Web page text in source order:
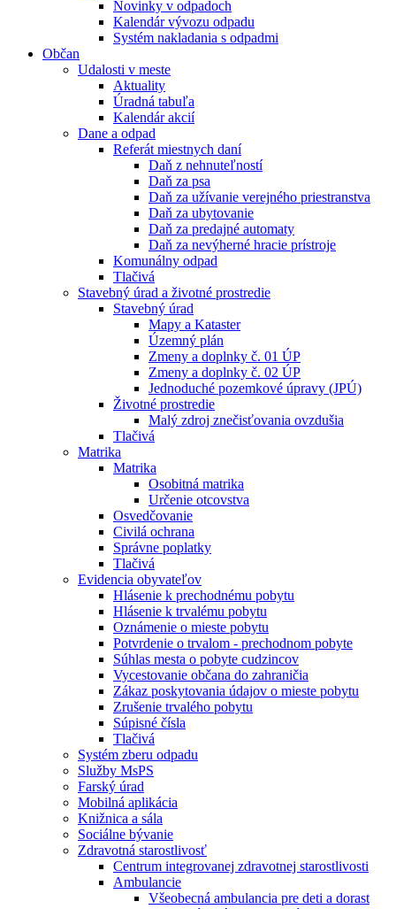
Novinky v odpadoch
Kalendár vývozu odpadu
Systém nakladania s odpadmi
Občan
Udalosti v meste
Aktuality
Úradná tabuľa
Kalendár akcií
Dane a odpad
Referát miestnych daní
Daň z nehnuteľností
Daň za psa
Daň za užívanie verejného priestranstva
Daň za ubytovanie
Daň za predajné automaty
Daň za nevýherné hracie prístroje
Komunálny odpad
Tlačivá
Stavebný úrad a životné prostredie
Stavebný úrad
Mapy a Kataster
Územný plán
Zmeny a doplnky č. 01 ÚP
Zmeny a doplnky č. 02 ÚP
Jednoduché pozemkové úpravy (JPÚ)
Životné prostredie
Malý zdroj znečisťovania ovzdušia
Tlačivá
Matrika
Matrika
Osobitná matrika
Určenie otcovstva
Osvedčovanie
Civilá ochrana
Správne poplatky
Tlačivá
Evidencia obyvateľov
Hlásenie k prechodnému pobytu
Hlásenie k trvalému pobytu
Oznámenie o mieste pobytu
Potvrdenie o trvalom - prechodnom pobyte
Súhlas mesta o pobyte cudzincov
Vycestovanie občana do zahraničia
Zákaz poskytovania údajov o mieste pobytu
Zrušenie trvalého pobytu
Súpisné čísla
Tlačivá
Systém zberu odpadu
Služby MsPS
Farský úrad
Mobilná aplikácia
Knižnica a sála
Sociálne bývanie
Zdravotná starostlivosť
Centrum integrovanej zdravotnej starostlivosti
Ambulancie
Všeobecná ambulancia pre deti a dorast